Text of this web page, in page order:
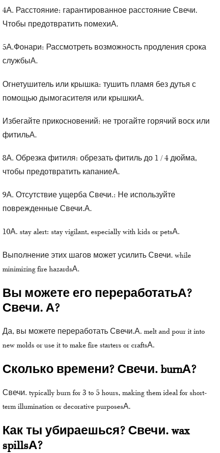
4А. Расстояние: гарантированное расстояние Свечи.
Чтобы предотвратить помехиА.
5А.Фонари: Рассмотреть возможность продления срока
службыА.
Огнетушитель или крышка: тушить пламя без дутья с
помощью дымогасителя или крышкиА.
Избегайте прикосновений: не трогайте горячий воск или
фитильА.
8А. Обрезка фитиля: обрезать фитиль до 1 / 4 дюйма,
чтобы предотвратить капаниеА.
9А. Отсутствие ущерба Свечи.: Не используйте
поврежденные Свечи.А.
10А. stay alert: stay vigilant, especially with kids or petsА.
Выполнение этих шагов может усилить Свечи. while
minimizing fire hazardsА.
Вы можете его переработатьА?
Свечи. А?
Да, вы можете переработать Свечи.А. melt and pour it into
new molds or use it to make fire starters or craftsА.
Сколько времени? Свечи. burnА?
Свечи. typically burn for 3 to 5 hours, making them ideal for short-
term illumination or decorative purposesА.
Как ты убираешься? Свечи. wax
spillsА?